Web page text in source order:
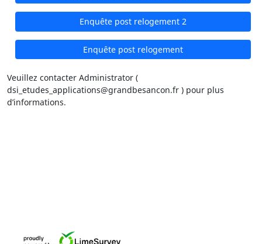
Enquête post relogement 2
Enquête post relogement
Veuillez contacter Administrator (
dsi_etudes_applications@grandbesancon.fr ) pour plus
d’informations.